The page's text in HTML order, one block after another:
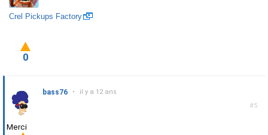
Crel Pickups Factory
0
#5
bass76 • il y a 12 ans
Merci